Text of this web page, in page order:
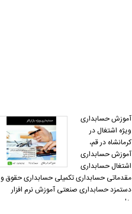
آموزش حسابداری
ویژه اشتغال در
کرمانشاه در قم،
آموزش حسابداری
اشتغال حسابداری
مقدماتی حسابداری تکمیلی حسابداری حقوق و
دستمزد حسابداری صنعتی آموزش نرم افزار
های…